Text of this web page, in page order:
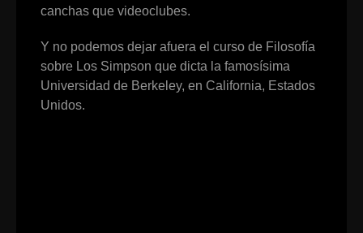
canchas que videoclubes.
Y no podemos dejar afuera el curso de Filosofía
sobre Los Simpson que dicta la famosísima
Universidad de Berkeley, en California, Estados
Unidos.